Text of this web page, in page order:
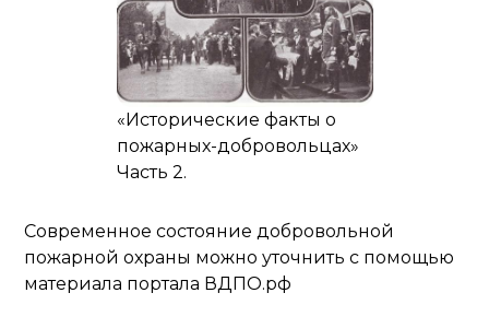
«Исторические факты о
пожарных-добровольцах»
Часть 2.
Современное состояние добровольной
пожарной охраны можно уточнить с помощью
материала портала ВДПО.рф